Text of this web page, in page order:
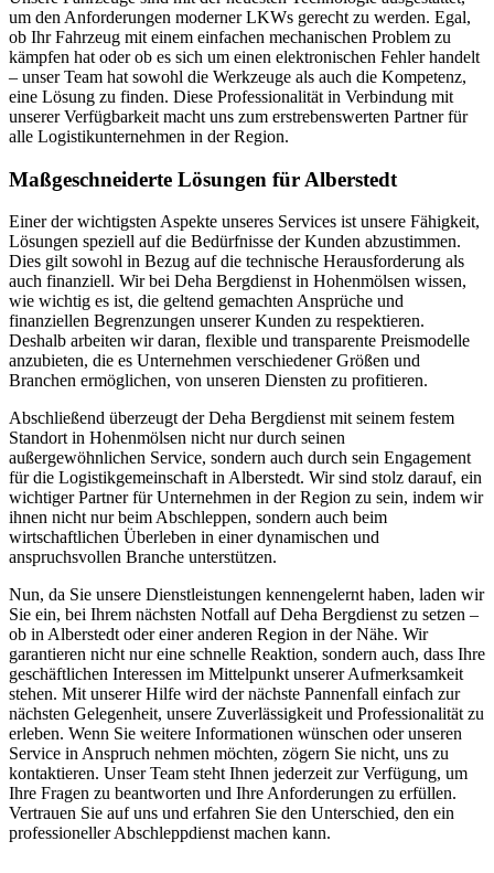
um den Anforderungen moderner LKWs gerecht zu werden. Egal,
ob Ihr Fahrzeug mit einem einfachen mechanischen Problem zu
kämpfen hat oder ob es sich um einen elektronischen Fehler handelt
– unser Team hat sowohl die Werkzeuge als auch die Kompetenz,
eine Lösung zu finden. Diese Professionalität in Verbindung mit
unserer Verfügbarkeit macht uns zum erstrebenswerten Partner für
alle Logistikunternehmen in der Region.
Maßgeschneiderte Lösungen für Alberstedt
Einer der wichtigsten Aspekte unseres Services ist unsere Fähigkeit,
Lösungen speziell auf die Bedürfnisse der Kunden abzustimmen.
Dies gilt sowohl in Bezug auf die technische Herausforderung als
auch finanziell. Wir bei Deha Bergdienst in Hohenmölsen wissen,
wie wichtig es ist, die geltend gemachten Ansprüche und
finanziellen Begrenzungen unserer Kunden zu respektieren.
Deshalb arbeiten wir daran, flexible und transparente Preismodelle
anzubieten, die es Unternehmen verschiedener Größen und
Branchen ermöglichen, von unseren Diensten zu profitieren.
Abschließend überzeugt der Deha Bergdienst mit seinem festem
Standort in Hohenmölsen nicht nur durch seinen
außergewöhnlichen Service, sondern auch durch sein Engagement
für die Logistikgemeinschaft in Alberstedt. Wir sind stolz darauf, ein
wichtiger Partner für Unternehmen in der Region zu sein, indem wir
ihnen nicht nur beim Abschleppen, sondern auch beim
wirtschaftlichen Überleben in einer dynamischen und
anspruchsvollen Branche unterstützen.
Nun, da Sie unsere Dienstleistungen kennengelernt haben, laden wir
Sie ein, bei Ihrem nächsten Notfall auf Deha Bergdienst zu setzen –
ob in Alberstedt oder einer anderen Region in der Nähe. Wir
garantieren nicht nur eine schnelle Reaktion, sondern auch, dass Ihre
geschäftlichen Interessen im Mittelpunkt unserer Aufmerksamkeit
stehen. Mit unserer Hilfe wird der nächste Pannenfall einfach zur
nächsten Gelegenheit, unsere Zuverlässigkeit und Professionalität zu
erleben. Wenn Sie weitere Informationen wünschen oder unseren
Service in Anspruch nehmen möchten, zögern Sie nicht, uns zu
kontaktieren. Unser Team steht Ihnen jederzeit zur Verfügung, um
Ihre Fragen zu beantworten und Ihre Anforderungen zu erfüllen.
Vertrauen Sie auf uns und erfahren Sie den Unterschied, den ein
professioneller Abschleppdienst machen kann.